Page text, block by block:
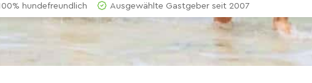
hundefreundlich Ausgewählte Gastgeber seit 2007